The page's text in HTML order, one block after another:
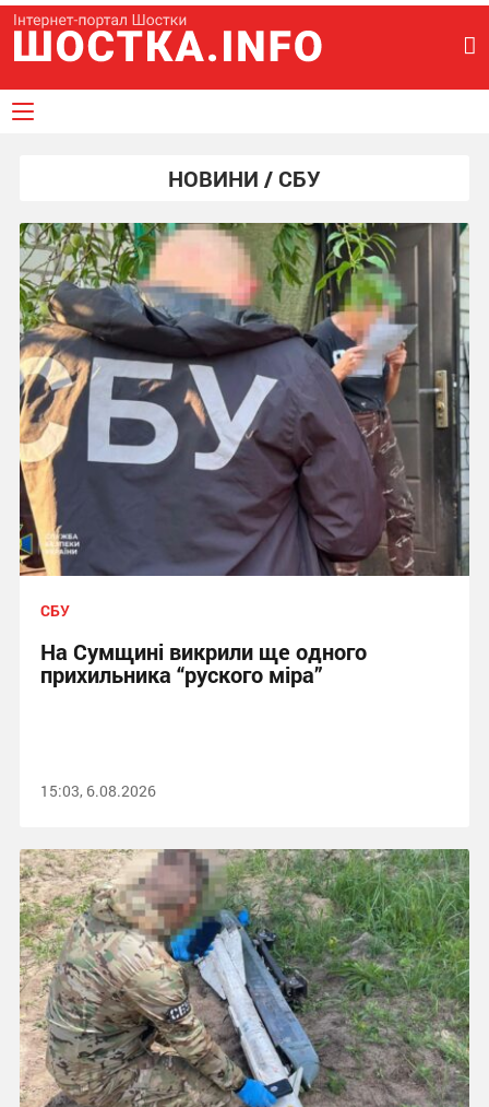
НОВИНИ / СБУ
СБУ
На Сумщині викрили ще одного
прихильника “руского міра”
15:03, 6.08.2026